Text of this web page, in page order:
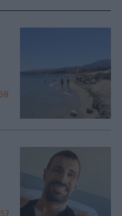
58